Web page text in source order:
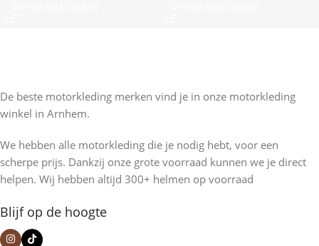
De beste motorkleding merken vind je in onze motorkleding
winkel in Arnhem.
We hebben alle motorkleding die je nodig hebt, voor een
scherpe prijs. Dankzij onze grote voorraad kunnen we je direct
helpen. Wij hebben altijd 300+ helmen op voorraad
Blijf op de hoogte